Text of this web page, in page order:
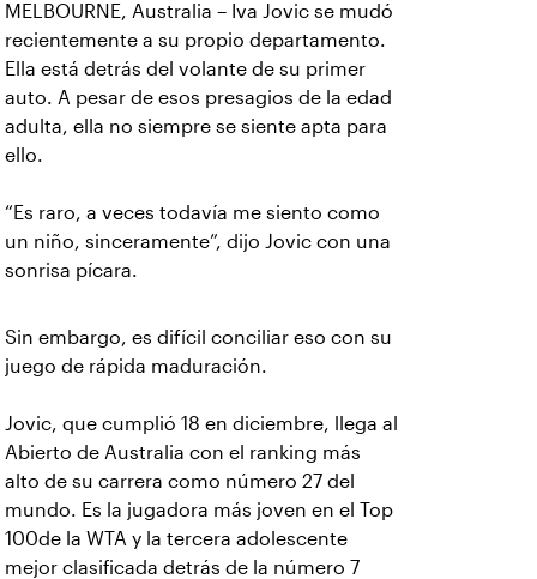
MELBOURNE, Australia – Iva Jovic se mudó
recientemente a su propio departamento.
Ella está detrás del volante de su primer
auto. A pesar de esos presagios de la edad
adulta, ella no siempre se siente apta para
ello.
“Es raro, a veces todavía me siento como
un niño, sinceramente”, dijo Jovic con una
sonrisa pícara.
Sin embargo, es difícil conciliar eso con su
juego de rápida maduración.
Jovic, que cumplió 18 en diciembre, llega al
Abierto de Australia con el ranking más
alto de su carrera como número 27 del
mundo. Es la jugadora más joven en el Top
100de la WTA y la tercera adolescente
mejor clasificada detrás de la número 7